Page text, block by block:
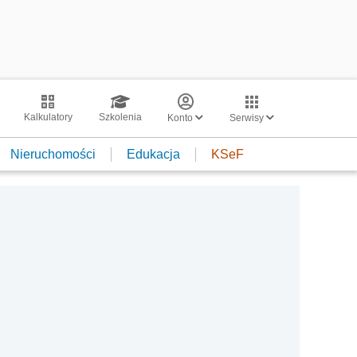
Kalkulatory Szkolenia Konto Serwisy
Nieruchomości Edukacja KSeF